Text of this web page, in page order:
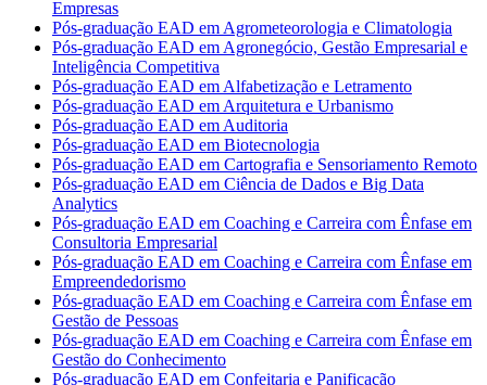
Empresas
Pós-graduação EAD em Agrometeorologia e Climatologia
Pós-graduação EAD em Agronegócio, Gestão Empresarial e
Inteligência Competitiva
Pós-graduação EAD em Alfabetização e Letramento
Pós-graduação EAD em Arquitetura e Urbanismo
Pós-graduação EAD em Auditoria
Pós-graduação EAD em Biotecnologia
Pós-graduação EAD em Cartografia e Sensoriamento Remoto
Pós-graduação EAD em Ciência de Dados e Big Data
Analytics
Pós-graduação EAD em Coaching e Carreira com Ênfase em
Consultoria Empresarial
Pós-graduação EAD em Coaching e Carreira com Ênfase em
Empreendedorismo
Pós-graduação EAD em Coaching e Carreira com Ênfase em
Gestão de Pessoas
Pós-graduação EAD em Coaching e Carreira com Ênfase em
Gestão do Conhecimento
Pós-graduação EAD em Confeitaria e Panificação